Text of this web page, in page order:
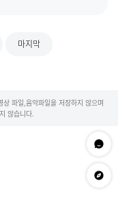
마지막
파일,음악파일을 저장하지 않으며
않습니다.
문의하
app